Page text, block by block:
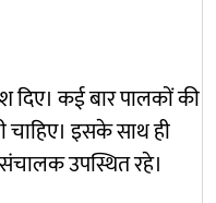
दिए। कई बार पालकों की
चाहिए। इसके साथ ही
उपस्थित रहे।